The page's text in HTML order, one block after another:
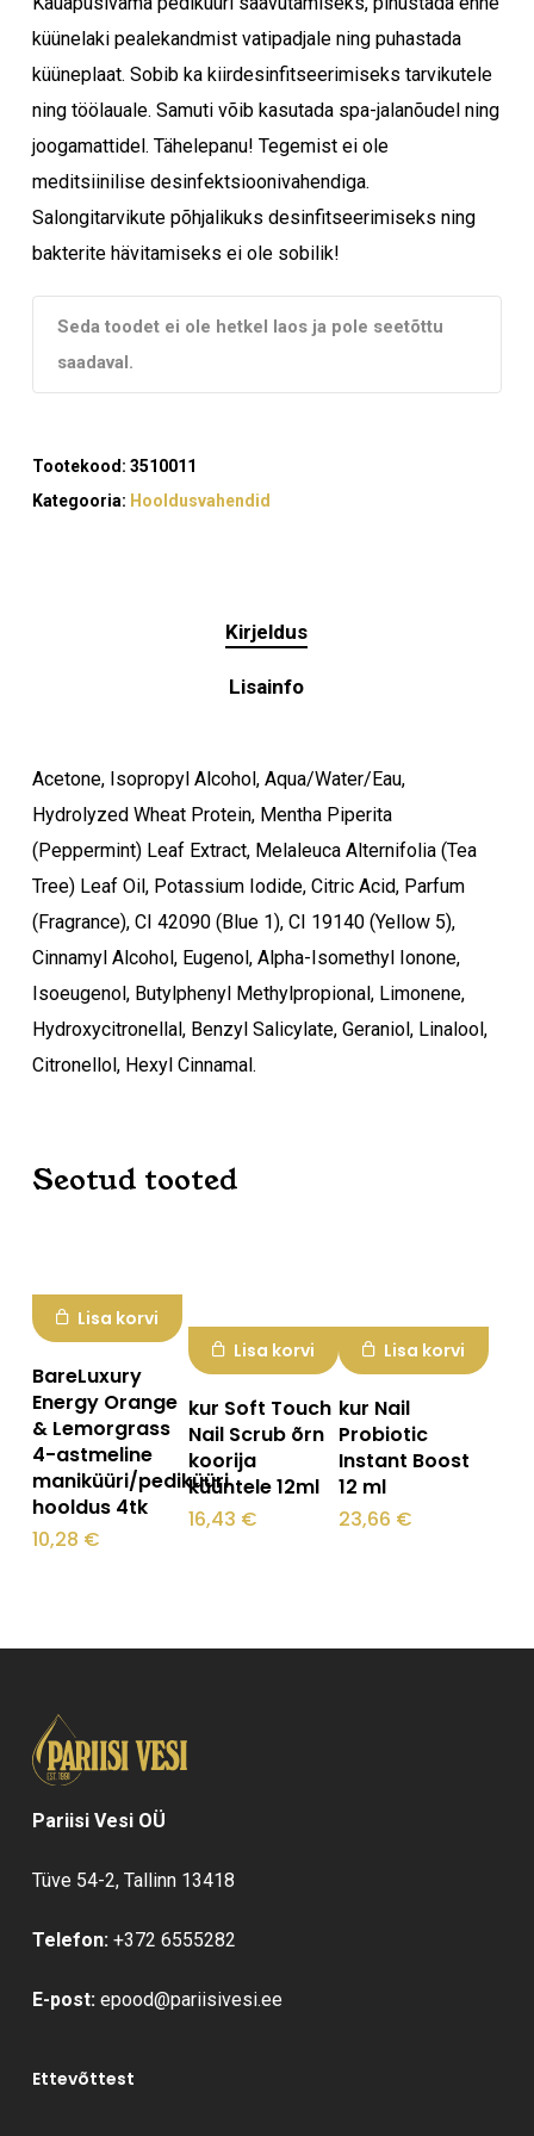
Ostukorvis ei ole tooteid.
küünelaki pealekandmist vatipadjale ning puhastada
küüneplaat. Sobib ka kiirdesinfitseerimiseks tarvikutele
ning töölauale. Samuti võib kasutada spa-jalanõudel ning
joogamattidel. Tähelepanu! Tegemist ei ole
meditsiinilise desinfektsioonivahendiga.
Salongitarvikute põhjalikuks desinfitseerimiseks ning
bakterite hävitamiseks ei ole sobilik!
Seda toodet ei ole hetkel laos ja pole seetõttu
saadaval.
Tootekood: 3510011
Kategooria: Hooldusvahendid
Kirjeldus
Lisainfo
Acetone, Isopropyl Alcohol, Aqua/Water/Eau,
Hydrolyzed Wheat Protein, Mentha Piperita
(Peppermint) Leaf Extract, Melaleuca Alternifolia (Tea
Tree) Leaf Oil, Potassium Iodide, Citric Acid, Parfum
(Fragrance), CI 42090 (Blue 1), CI 19140 (Yellow 5),
Cinnamyl Alcohol, Eugenol, Alpha-Isomethyl Ionone,
Isoeugenol, Butylphenyl Methylpropional, Limonene,
Hydroxycitronellal, Benzyl Salicylate, Geraniol, Linalool,
Citronellol, Hexyl Cinnamal.
Seotud tooted
Lisa korvi
BareLuxury
Energy Orange
& Lemorgrass
4-astmeline
maniküüri/pediküüri
hooldus 4tk
10,28 €
Lisa korvi
kur Soft Touch
Nail Scrub õrn
koorija
küüntele 12ml
16,43 €
Lisa korvi
kur Nail
Probiotic
Instant Boost
12 ml
23,66 €
Pariisi Vesi OÜ
Tüve 54-2, Tallinn 13418
Telefon: +372 6555282
E-post: epood@pariisivesi.ee
Ettevõttest